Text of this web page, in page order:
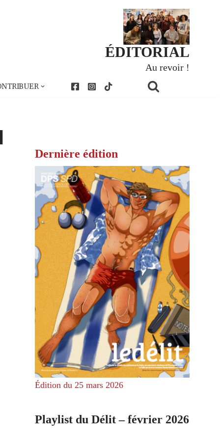
ÉDITORIAL
Au revoir !
Dernière édition
Édition du 25 mars 2026
Playlist du Délit – février 2026